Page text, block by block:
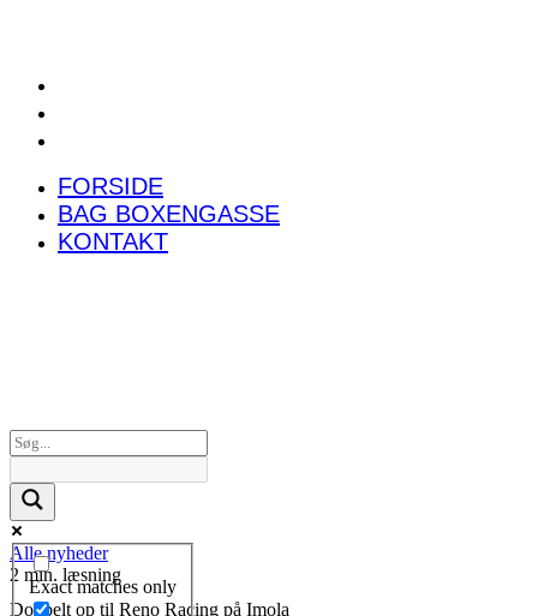
FORSIDE
BAG BOXENGASSE
KONTAKT
Exact matches only
Alle nyheder
2 min. læsning
Dobbelt op til Reno Racing på Imola